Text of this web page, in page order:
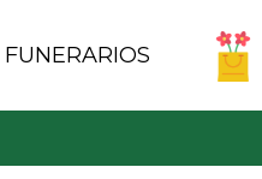
FUNERARIOS